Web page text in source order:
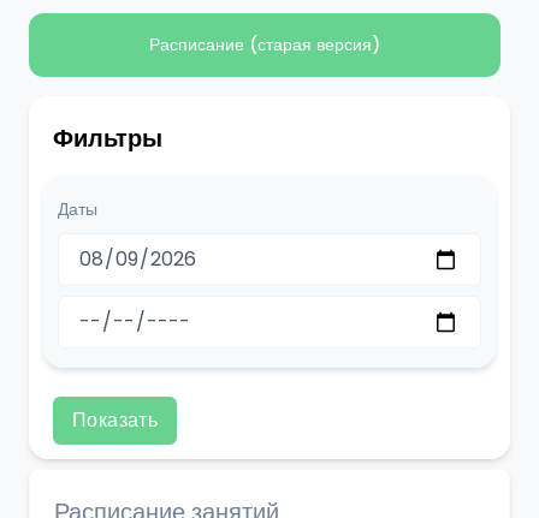
Расписание (старая версия)
Фильтры
Даты
Показать